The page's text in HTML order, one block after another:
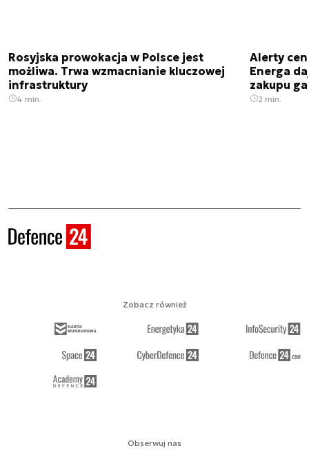
Rosyjska prowokacja w Polsce jest
możliwa. Trwa wzmacnianie kluczowej
infrastruktury
4 min.
Alerty
Energa
zakupu
2 min.
Obserwuj nas
Zobacz również